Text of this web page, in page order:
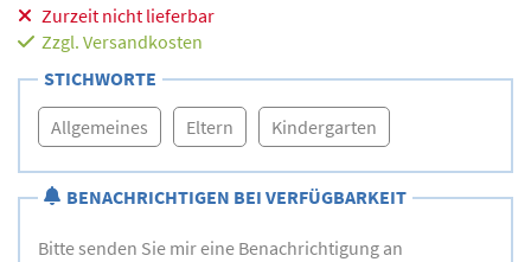
Zurzeit nicht lieferbar
Zzgl. Versandkosten
STICHWORTE
Allgemeines Eltern Kindergarten
BENACHRICHTIGEN BEI VERFÜGBARKEIT
Bitte senden Sie mir eine Benachrichtigung an